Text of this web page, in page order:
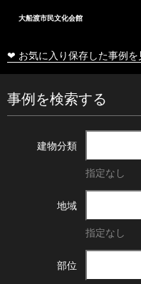
大船渡市民文化会館
❤ お気に入り保存した事例を
事例を検索する
建物分類
指定なし
地域
指定なし
部位